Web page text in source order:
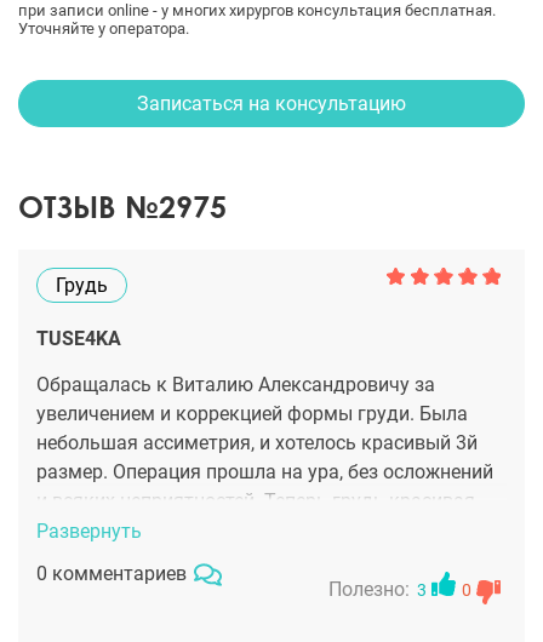
при записи online - у многих хирургов консультация бесплатная.
Уточняйте у оператора.
Записаться на консультацию
ОТЗЫВ №2975
Грудь
TUSE4KA
Обращалась к Виталию Александровичу за
увеличением и коррекцией формы груди. Была
небольшая ассиметрия, и хотелось красивый 3й
размер. Операция прошла на ура, без осложнений
и всяких неприятностей. Теперь грудь красивая,
аккуратная и выглядит очень естественно. Доктор
очень заботливый, относится индивидуально,
рекомендую
Развернуть
0 комментариев
Полезно: 3 0